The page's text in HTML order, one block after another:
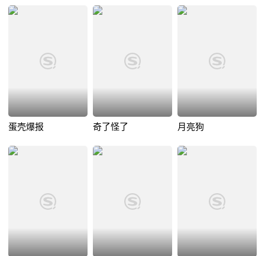
蛋壳爆报 奇了怪了 月亮狗